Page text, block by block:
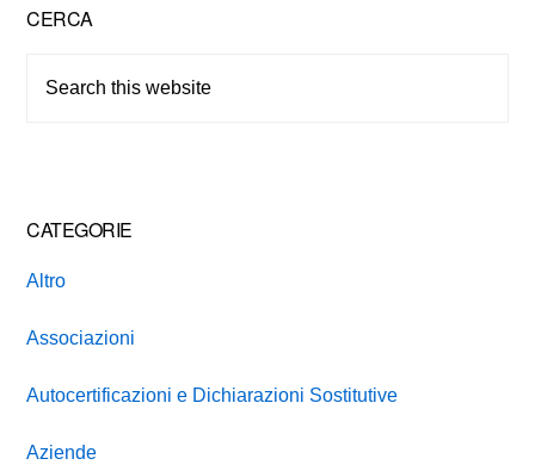
Primary
Sidebar
CERCA
CATEGORIE
Altro
Associazioni
Autocertificazioni e Dichiarazioni Sostitutive
Aziende